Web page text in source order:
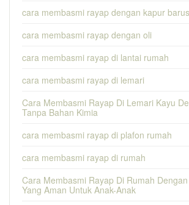
cara membasmi rayap dengan kapur barus
cara membasmi rayap dengan oli
cara membasmi rayap di lantai rumah
cara membasmi rayap di lemari
Cara Membasmi Rayap Di Lemari Kayu
Tanpa Bahan Kimia
cara membasmi rayap di plafon rumah
cara membasmi rayap di rumah
Cara Membasmi Rayap Di Rumah
Yang Aman Untuk Anak-Anak